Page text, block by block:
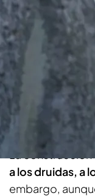
Compartir
Stonehenge
humanidad
.
años después
La
a los druidas, a
embargo,